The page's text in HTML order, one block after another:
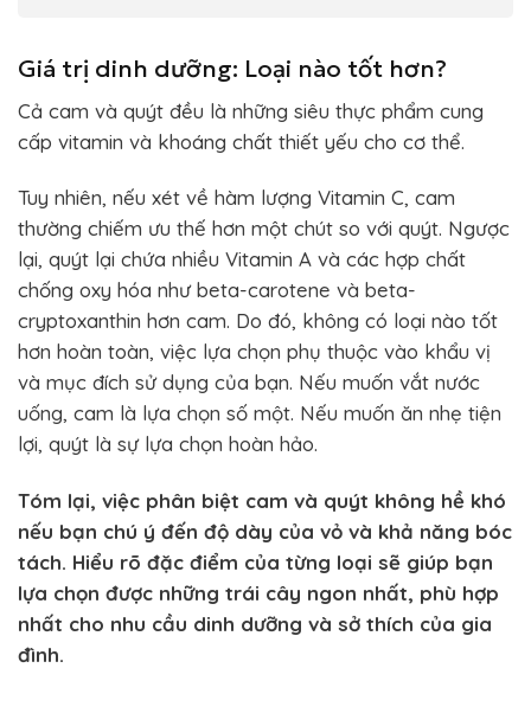
Giá trị dinh dưỡng: Loại nào tốt hơn?
Cả cam và quýt đều là những siêu thực phẩm cung
cấp vitamin và khoáng chất thiết yếu cho cơ thể.
Tuy nhiên, nếu xét về hàm lượng Vitamin C, cam
thường chiếm ưu thế hơn một chút so với quýt. Ngược
lại, quýt lại chứa nhiều Vitamin A và các hợp chất
chống oxy hóa như beta-carotene và beta-
cryptoxanthin hơn cam. Do đó, không có loại nào tốt
hơn hoàn toàn, việc lựa chọn phụ thuộc vào khẩu vị
và mục đích sử dụng của bạn. Nếu muốn vắt nước
uống, cam là lựa chọn số một. Nếu muốn ăn nhẹ tiện
lợi, quýt là sự lựa chọn hoàn hảo.
Tóm lại, việc phân biệt cam và quýt không hề khó
nếu bạn chú ý đến độ dày của vỏ và khả năng bóc
tách. Hiểu rõ đặc điểm của từng loại sẽ giúp bạn
lựa chọn được những trái cây ngon nhất, phù hợp
nhất cho nhu cầu dinh dưỡng và sở thích của gia
đình.